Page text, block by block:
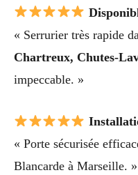
« Serrurier très rapide
Chartreux, Chutes-
impeccable. »
« Porte sécurisée
Blancarde à Marseille. »